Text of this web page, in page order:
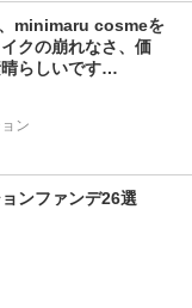
minimaru cosmeを
クの崩れなさ、価
らしいです…
ン
ンファンデ26選